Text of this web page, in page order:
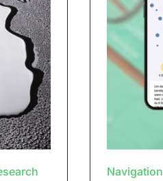
Navigation